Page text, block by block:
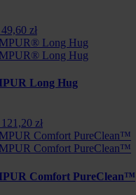
zł
Long Hug
zł
Comfort PureClean™